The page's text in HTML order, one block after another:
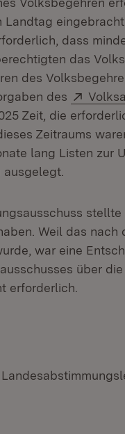
Landtag
in neuem
dass
das
des
des
Zeit, die
Zeitraums
lang Listen zur
Weil das
war eine
über
erforderlich.